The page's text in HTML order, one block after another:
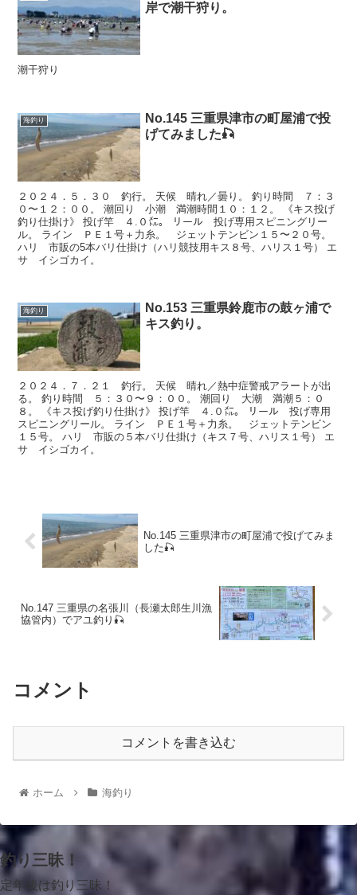
岸で潮干狩り。
潮干狩り
海釣り
No.145 三重県津市の町屋浦で投
げてみました🎣
２０２４．５．３０ 釣行。 天候 晴れ／曇り。 釣り時間 ７：３
０〜１２：００。 潮回り 小潮 満潮時間１０：１２。 《キス投げ
釣り仕掛け》 投げ竿 ４.０㍍。 リール 投げ専用スピニングリー
ル。 ライン ＰＥ１号＋力糸。 ジェットテンビン１５〜２０号。
ハリ 市販の5本バリ仕掛け（ハリ競技用キス８号、ハリス１号） エ
サ イシゴカイ。
海釣り
No.153 三重県鈴鹿市の鼓ヶ浦で
キス釣り。
２０２４．７．２１ 釣行。 天候 晴れ／熱中症警戒アラートが出
る。 釣り時間 ５：３０〜９：００。 潮回り 大潮 満潮５：０
８。 《キス投げ釣り仕掛け》 投げ竿 ４.０㍍。 リール 投げ専用
スピニングリール。 ライン ＰＥ１号＋力糸。 ジェットテンビン
１５号。 ハリ 市販の５本バリ仕掛け（キス７号、ハリス１号） エ
サ イシゴカイ。
No.145 三重県津市の町屋浦で投げてみま
した🎣
No.147 三重県の名張川（長瀬太郎生川漁
協管内）でアユ釣り🎣
コメント
コメントを書き込む
ホーム 海釣り
釣り三昧！
定年後は釣り三昧！